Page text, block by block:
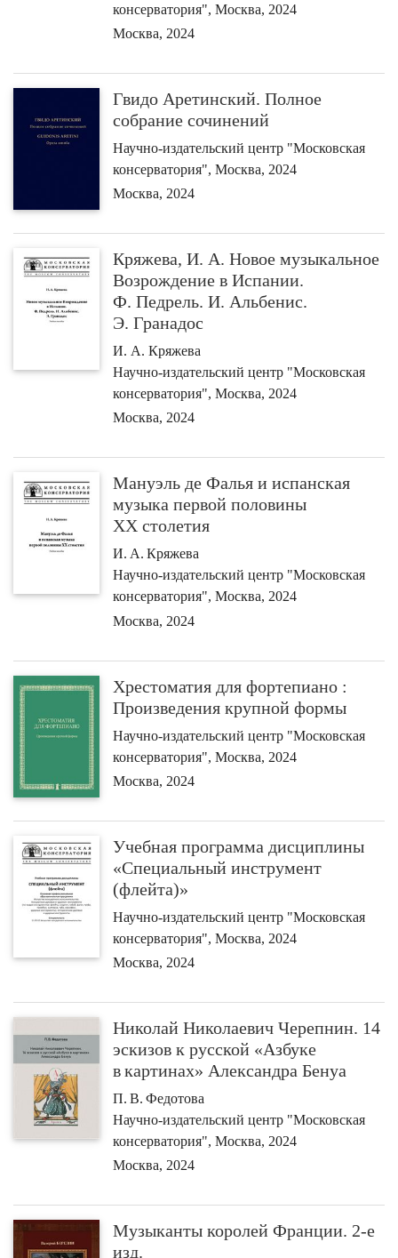
консерватория", Москва, 2024
Москва, 2024
Гвидо Аретинский. Полное
собрание сочинений
Научно-издательский центр "Московская
консерватория", Москва, 2024
Москва, 2024
Кряжева, И. А. Новое музыкальное
Возрождение в Испании.
Ф. Педрель. И. Альбенис.
Э. Гранадос
И. А. Кряжева
Научно-издательский центр "Московская
консерватория", Москва, 2024
Москва, 2024
Мануэль де Фалья и испанская
музыка первой половины
ХХ столетия
И. А. Кряжева
Научно-издательский центр "Московская
консерватория", Москва, 2024
Москва, 2024
Хрестоматия для фортепиано :
Произведения крупной формы
Научно-издательский центр "Московская
консерватория", Москва, 2024
Москва, 2024
Учебная программа дисциплины
«Специальный инструмент
(флейта)»
Научно-издательский центр "Московская
консерватория", Москва, 2024
Москва, 2024
Николай Николаевич Черепнин. 14
эскизов к русской «Азбуке
в картинах» Александра Бенуа
П. В. Федотова
Научно-издательский центр "Московская
консерватория", Москва, 2024
Москва, 2024
Музыканты королей Франции. 2-е
изд.